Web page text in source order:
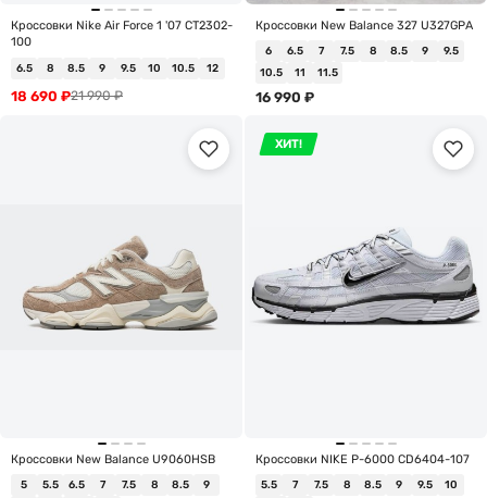
Кроссовки Nike Air Force 1 '07 CT2302-
100
6.5 8 8.5 9 9.5 10 10.5 12
21 990₽
18 690 ₽
Кроссовки New Balance 327 U327GPA
6 6.5 7 7.5 8 8.5 9
9.5
10.5
11 11.5
16 990 ₽
Кроссовки New Balance U9060HSB
5 5.5 6.5 7 7.5 8 8.5
9
ХИТ!
Кроссовки NIKE P-6000 CD6404-107
5.5 7 7.5 8 8.5 9 9.5
10